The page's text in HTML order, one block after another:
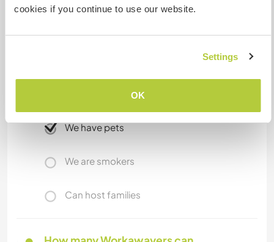
cookies if you continue to use our website.
Settings
OK
A little more information
Limited internet access
We have pets
We are smokers
Can host families